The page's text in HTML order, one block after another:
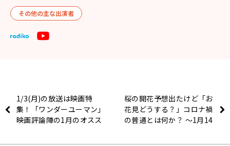
その他の主な出演者
1/3(月)の放送は映画特
集！「ワンダーユーマン」
映画評論陣の1月のオスス
桜の開花予想出たけど「お
花見どうする？」コロナ禍
の普通とは何か？ ～1月14